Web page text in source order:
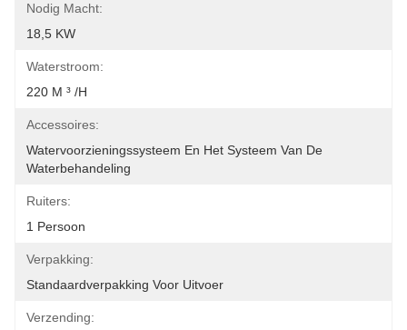
Nodig Macht:
18,5 KW
Waterstroom:
220 M ³ /h
Accessoires:
Watervoorzieningssysteem En Het Systeem Van De
Waterbehandeling
Ruiters:
1 Persoon
Verpakking:
Standaardverpakking Voor Uitvoer
Verzending: